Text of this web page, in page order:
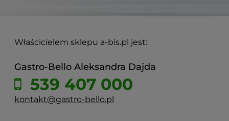
Właścicielem sklepu a-bis.pl jest:
Gastro-Bello Aleksandra Dajda
539 407 000
kontakt@gastro-bello.pl